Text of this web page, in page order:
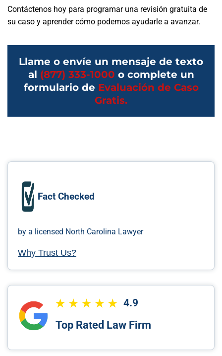
Contáctenos hoy para programar una revisión gratuita de
su caso y aprender cómo podemos ayudarle a avanzar.
Llame o envíe un mensaje de texto
al (877) 333-1000 o complete un
formulario de Evaluación de Caso
Gratis.
Fact Checked
by a licensed North Carolina Lawyer
Why Trust Us?
4.9
Top Rated Law Firm